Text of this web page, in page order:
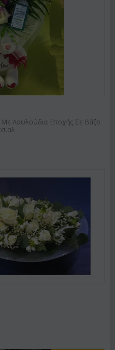
Λουλούδια Εποχής Σε Βάζο